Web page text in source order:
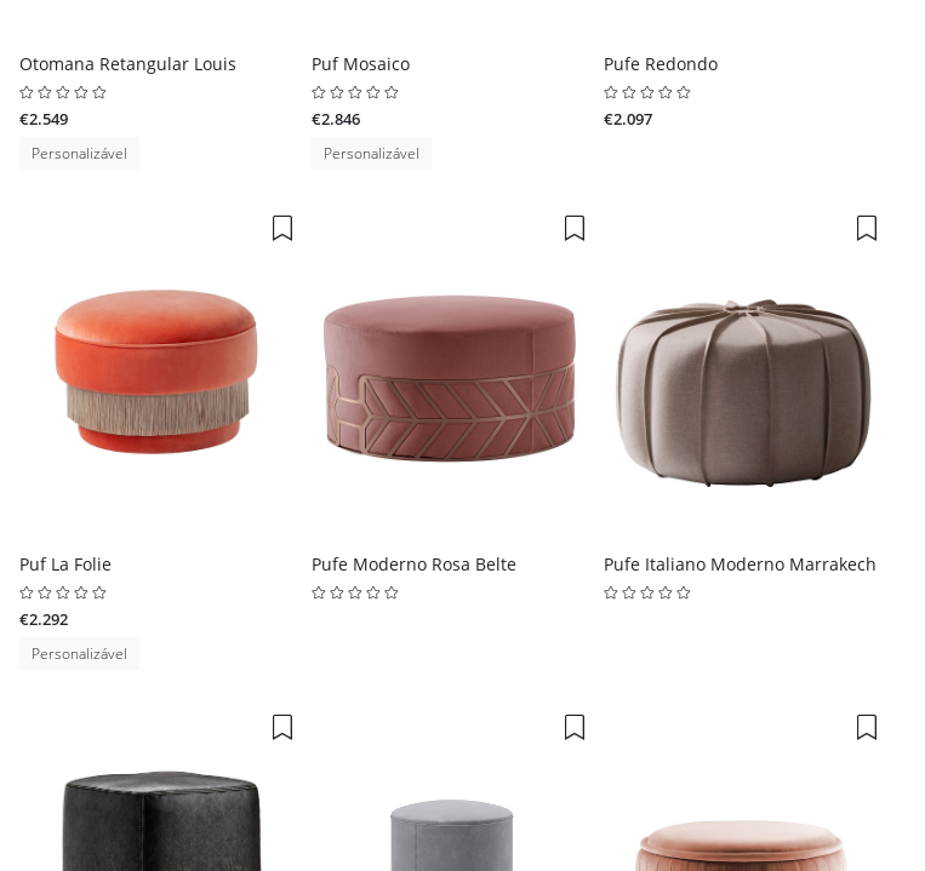
Otomana Retangular Louis
€2.549
Personalizável
Puf Mosaico
€2.846
Personalizável
Pufe Redondo
€2.097
Puf La Folie
€2.292
Personalizável
Pufe Moderno Rosa Belte Pufe Italiano Moderno Marrakech